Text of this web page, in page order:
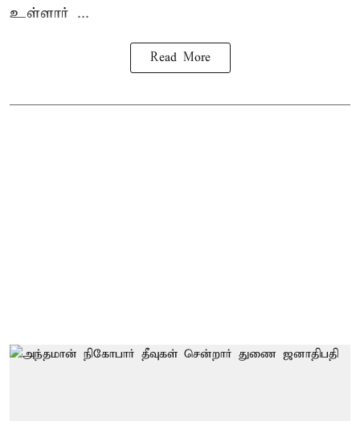
உள்ளார் ...
Read More